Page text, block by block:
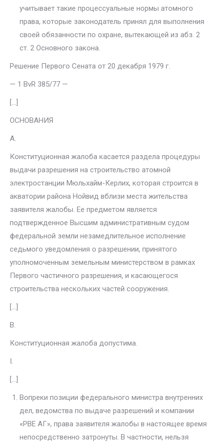
учитывает такие процессуальные нормы атомного
права, которые законодатель принял для выполнения
своей обязанности по охране, вытекающей из абз. 2
ст. 2 Основного закона.
Решение Первого Сената от 20 декабря 1979 г.
— 1 BvR 385/77 —
[…]
ОСНОВАНИЯ
A.
Конституционная жалоба касается раздела процедуры
выдачи разре­шения на строительство атомной
электростанции Мюльхайм-Керлих, которая строится в
акватории района Нойвид вблизи места жительства
заявителя жалобы. Ее предметом является
подтвержденное Высшим ад­министративным судом
федеральной земли незамедлительное исполне­ние
седьмого уведомления о разрешении, принятого
уполномоченным земельным министерством в рамках
Первого частичного разрешения, и касающегося
строительства нескольких частей сооружения.
[…]
B.
Конституционная жалоба допустима.
I.
[…]
Вопреки позиции федерального министра внутренних
дел, ведом­ства по выдаче разрешений и компании
«РВЕ АГ», права заявителя жа­лобы в настоящее время
непосредственно затронуты. В частности, нель­зя